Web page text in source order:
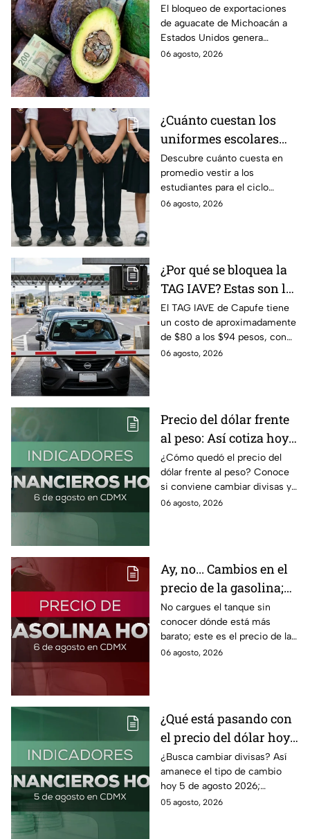
el bloqueo de Estados
Unidos al aguate de
Michoacán
El bloqueo de exportaciones
de aguacate de Michoacán a
Estados Unidos genera
pérdidas millonarias.
06 agosto, 2026
¿Cuánto cuestan los
uniformes escolares
para el regreso a clases
2026, según su grado?
Descubre cuánto cuesta en
promedio vestir a los
estudiantes para el ciclo
escolar 2026-2027 y consejos
06 agosto, 2026
¿Por qué se bloquea la
TAG IAVE? Estas son las
razones por las que no
pasa en la caseta
El TAG IAVE de Capufe tiene
un costo de aproximadamente
de $80 a los $94 pesos, con
IVA incluido; te compartimos
06 agosto, 2026
Precio del dólar frente
al peso: Así cotiza hoy 6
de agosto 2026
¿Cómo quedó el precio del
dólar frente al peso? Conoce
si conviene cambiar divisas y
cómo el flujo en el estrecho de
06 agosto, 2026
Ay, no... Cambios en el
precio de la gasolina;
así quedó HOY
No cargues el tanque sin
conocer dónde está más
barato; este es el precio de la
gasolina para hoy jueves 6 de
06 agosto, 2026
¿Qué está pasando con
el precio del dólar hoy
miércoles 5 de agosto
2026?
¿Busca cambiar divisas? Así
amanece el tipo de cambio
hoy 5 de agosto 2026;
consulta el precio del dólar
05 agosto, 2026